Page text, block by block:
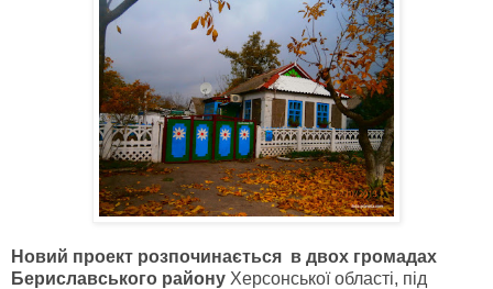
Новий проект розпочинається в двох громадах
Бериславського району Херсонської області, під